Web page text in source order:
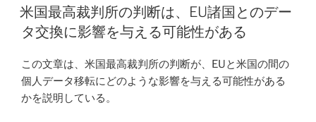
も
関
係
す
る
ム
で
は
な
く、
ON
米国最高裁判所の判断は、EU諸国とのデー
タ交換に影響を与える可能性がある
この文章は、米国最高裁判所の判断が、EUと米国の間の
個人データ移転にどのような影響を与える可能性がある
かを説明している。